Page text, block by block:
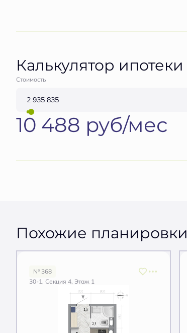
Калькулятор ипотеки
Стоимость
10 488 руб/мес
Похожие планировки
№ 368
30-1, Секция 4, Этаж 1